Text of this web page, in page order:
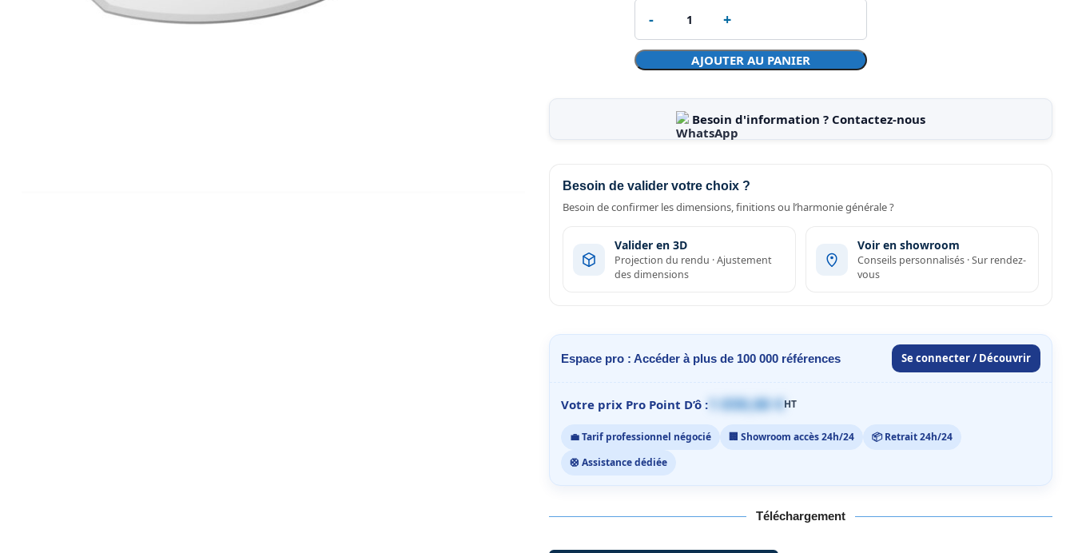
AJOUTER AU PANIER
Besoin d'information ? Contactez-nous
Besoin de valider votre choix ?
Besoin de confirmer les dimensions, finitions ou l’harmonie générale ?
Valider en 3D
Projection du rendu · Ajustement
des dimensions
Voir en showroom
Conseils personnalisés · Sur rendez-
vous
Espace pro : Accéder à plus de 100 000 références Se connecter / Découvrir
Votre prix Pro Point D’ô : 1 059,00 €HT
💼 Tarif professionnel négocié 🏢 Showroom accès 24h/24
📦 Retrait 24h/24
🛟 Assistance dédiée
Téléchargement